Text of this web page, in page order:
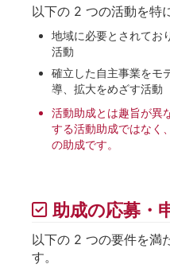
以下の 2 つの活動を特
地域に必要とされてお
活動
確立した自主事業をモ
導、拡大をめざす活動
活動助成とは趣旨が異
する活動助成ではなく
の助成です。
助成の応募・
以下の 2 つの要件を満
す。